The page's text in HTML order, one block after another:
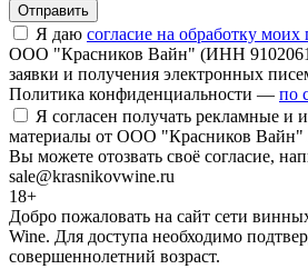
Отправить
Я даю согласие на обработку
ООО "Красников Вайн" (ИНН
заявки и получения электронных
Политика конфиденциальности — по
Я согласен получать рекламные
материалы от ООО "Красников Вайн"
Вы можете отозвать своё согласие,
sale@krasnikovwine.ru
18+
Добро пожаловать на сайт сети
Wine. Для доступа необходимо
совершеннолетний возраст.